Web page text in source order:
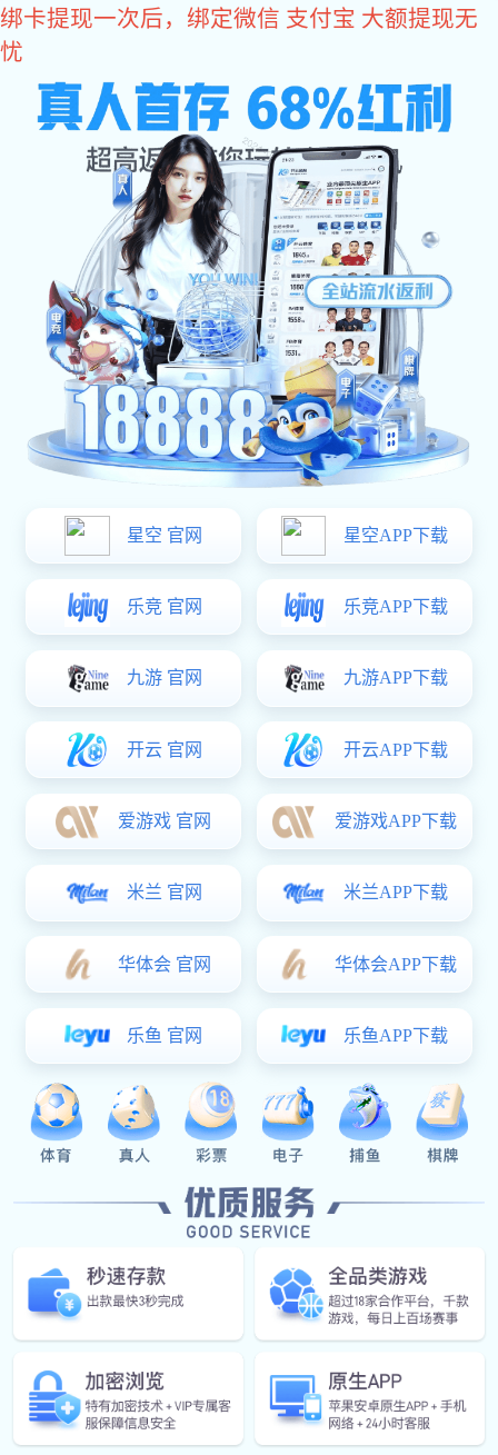
富联娱乐
网站富联娱乐
关于辉士达
产品中心
富联娱乐 资讯
联系方式
English